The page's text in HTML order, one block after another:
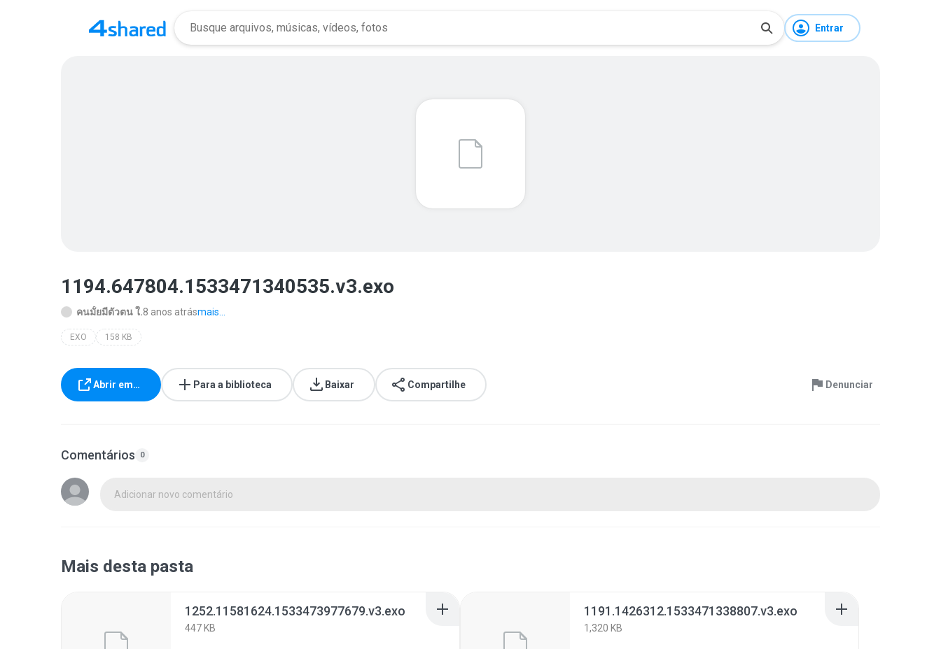
Entrar
1194.647804.1533471340535.v3.exo
คนมั้ยมีตัวตน ใ.8 anos atrásmais...
EXO 158 KB
Abrir em… Para a biblioteca Baixar Compartilhe Denunciar
Comentários 0
Adicionar novo comentário
Mais desta pasta
1252.11581624.1533473977679.v3.exo
447 KB
1191.1426312.1533471338807.v3.exo
1,320 KB